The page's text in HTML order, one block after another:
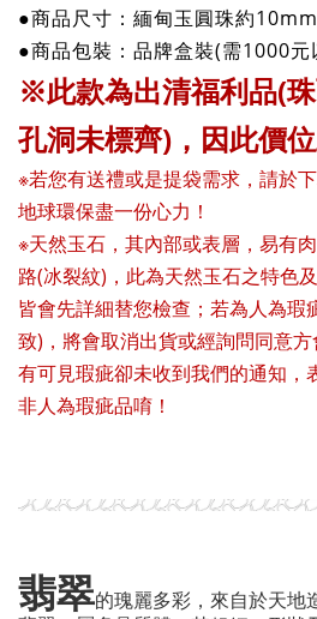
●商品尺寸：緬甸玉圓珠約10mm
●商品包裝：品牌盒裝(需1000元
※此款為出清福利品(
孔洞未標齊)，因此價位
※若您有送禮或是提袋需求，請於
地球環保盡一份心力！
※天然玉石，其內部或表層， 易有
路(冰裂紋)， 此為天然玉石之特色
皆會先詳細替您檢查； 若為人為瑕
致)， 將會取消出貨或經詢問同意方
有可見瑕疵卻未收到我們的通知，
非人為瑕疵品唷！
翡翠的瑰麗多彩，來自於天地